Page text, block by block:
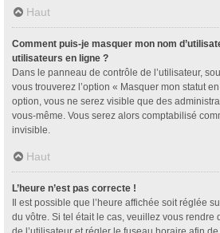
Haut
Comment puis-je masquer mon nom
utilisateurs en ligne ?
Dans le panneau de contrôle de l’utilisateur,
vous trouverez l’option « Masquer mon statut
option, vous ne serez visible que des
vous-même. Vous serez alors comptabilisé
invisible.
Haut
L’heure n’est pas correcte !
Il est possible que l’heure affichée soit réglée
du vôtre. Si tel était le cas, veuillez vous rendre